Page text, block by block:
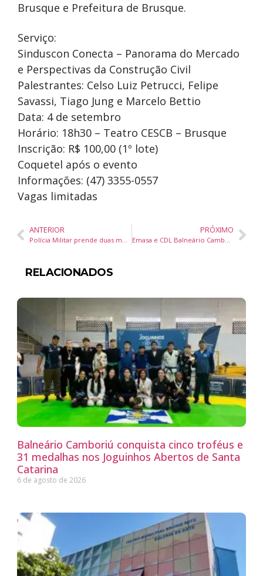
Brusque e Prefeitura de Brusque.
Serviço:
Sinduscon Conecta – Panorama do Mercado
e Perspectivas da Construção Civil
Palestrantes: Celso Luiz Petrucci, Felipe
Savassi, Tiago Jung e Marcelo Bettio
Data: 4 de setembro
Horário: 18h30 – Teatro CESCB – Brusque
Inscrição: R$ 100,00 (1º lote)
Coquetel após o evento
Informações: (47) 3355-0557
Vagas limitadas
ANTERIOR
Polícia Militar prende duas mulheres por contrabando e tráfico de drogas em Itajaí
PRÓXIMO
Emasa e CDL Balneário Camboriú firmam parceria para recuperar faturas em atraso a partir de setembro
RELACIONADOS
Balneário Camboriú conquista cinco troféus e
31 medalhas nos Joguinhos Abertos de Santa
Catarina
6 de agosto de 2026